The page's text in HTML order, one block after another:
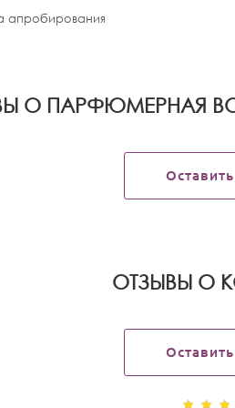
апробирования
О ПАРФЮМЕРНАЯ
OТЗЫВЫ О